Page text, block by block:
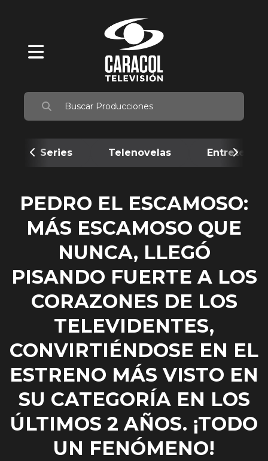
Series Telenovelas
PEDRO EL ESCAMOSO:
MÁS ESCAMOSO QUE
NUNCA, LLEGÓ
PISANDO FUERTE A LOS
CORAZONES DE LOS
TELEVIDENTES,
CONVIRTIÉNDOSE EN EL
ESTRENO MÁS VISTO EN
SU CATEGORÍA EN LOS
ÚLTIMOS 2 AÑOS. ¡TODO
UN FENÓMENO!